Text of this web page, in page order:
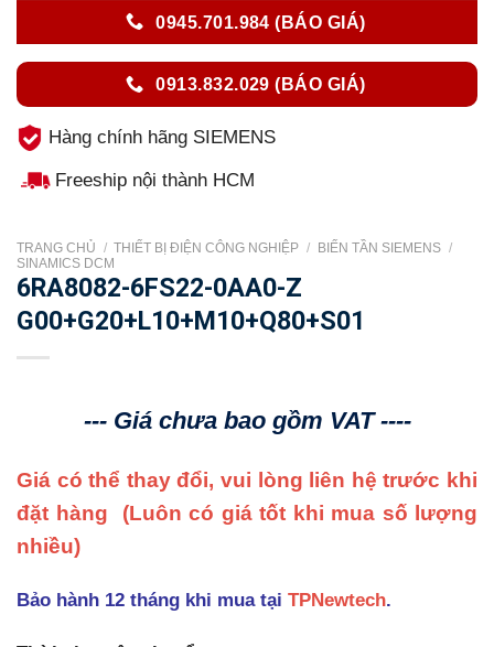
0945.701.984 (BÁO GIÁ)
0913.832.029 (BÁO GIÁ)
Hàng chính hãng SIEMENS
Freeship nội thành HCM
TRANG CHỦ / THIẾT BỊ ĐIỆN CÔNG NGHIỆP / BIẾN TẦN SIEMENS /
SINAMICS DCM
6RA8082-6FS22-0AA0-Z
G00+G20+L10+M10+Q80+S01
--- Giá chưa bao gồm VAT ----
Giá có thể thay đổi, vui lòng liên hệ trước khi
đặt hàng (Luôn có giá tốt khi mua số lượng
nhiều)
Bảo hành 12 tháng khi mua tại TPNewtech.